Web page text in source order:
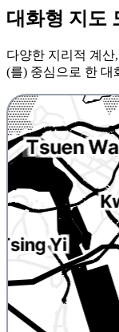
대화형 지도
다양한 지리적 계
(를) 중심으로 한 대